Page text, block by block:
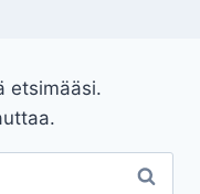
etsimääsi.